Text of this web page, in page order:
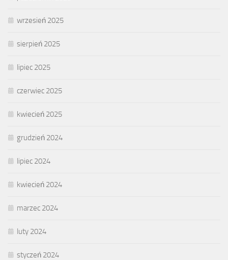
wrzesień 2025
sierpień 2025
lipiec 2025
czerwiec 2025
kwiecień 2025
grudzień 2024
lipiec 2024
kwiecień 2024
marzec 2024
luty 2024
styczeń 2024